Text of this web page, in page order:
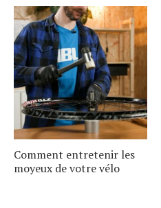
Comment entretenir les
moyeux de votre vélo